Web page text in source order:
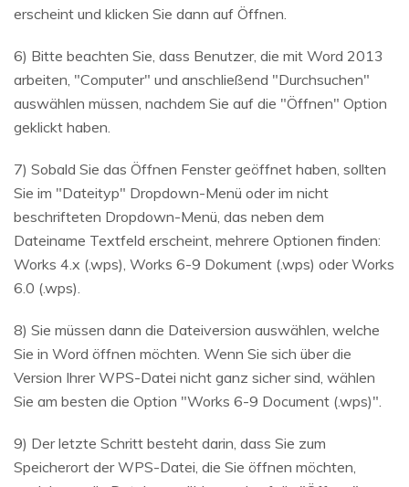
erscheint und klicken Sie dann auf Öffnen.
6) Bitte beachten Sie, dass Benutzer, die mit Word 2013
arbeiten, "Computer" und anschließend "Durchsuchen"
auswählen müssen, nachdem Sie auf die "Öffnen" Option
geklickt haben.
7) Sobald Sie das Öffnen Fenster geöffnet haben, sollten
Sie im "Dateityp" Dropdown-Menü oder im nicht
beschrifteten Dropdown-Menü, das neben dem
Dateiname Textfeld erscheint, mehrere Optionen finden:
Works 4.x (.wps), Works 6-9 Dokument (.wps) oder Works
6.0 (.wps).
8) Sie müssen dann die Dateiversion auswählen, welche
Sie in Word öffnen möchten. Wenn Sie sich über die
Version Ihrer WPS-Datei nicht ganz sicher sind, wählen
Sie am besten die Option "Works 6-9 Document (.wps)".
9) Der letzte Schritt besteht darin, dass Sie zum
Speicherort der WPS-Datei, die Sie öffnen möchten,